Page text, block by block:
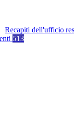
Recapiti dell'ufficio
513